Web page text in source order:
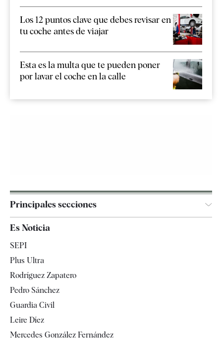
Los 12 puntos clave que debes revisar en
tu coche antes de viajar
Esta es la multa que te pueden poner
por lavar el coche en la calle
Principales secciones
España
Televisión
Es Noticia
SEPI
Plus Ultra
Rodríguez Zapatero
Pedro Sánchez
Guardia Civil
Leire Díez
Mercedes González Fernández